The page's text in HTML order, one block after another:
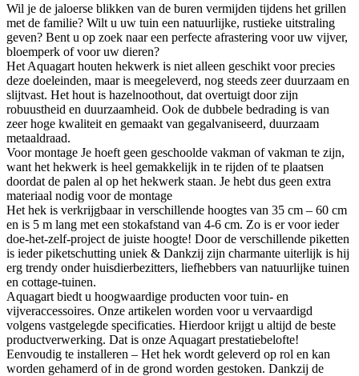
Wil je de jaloerse blikken van de buren vermijden tijdens het grillen
met de familie? Wilt u uw tuin een natuurlijke, rustieke uitstraling
geven? Bent u op zoek naar een perfecte afrastering voor uw vijver,
bloemperk of voor uw dieren?
Het Aquagart houten hekwerk is niet alleen geschikt voor precies
deze doeleinden, maar is meegeleverd, nog steeds zeer duurzaam en
slijtvast. Het hout is hazelnoothout, dat overtuigt door zijn
robuustheid en duurzaamheid. Ook de dubbele bedrading is van
zeer hoge kwaliteit en gemaakt van gegalvaniseerd, duurzaam
metaaldraad.
Voor montage Je hoeft geen geschoolde vakman of vakman te zijn,
want het hekwerk is heel gemakkelijk in te rijden of te plaatsen
doordat de palen al op het hekwerk staan. Je hebt dus geen extra
materiaal nodig voor de montage
Het hek is verkrijgbaar in verschillende hoogtes van 35 cm – 60 cm
en is 5 m lang met een stokafstand van 4-6 cm. Zo is er voor ieder
doe-het-zelf-project de juiste hoogte! Door de verschillende piketten
is ieder piketschutting uniek & Dankzij zijn charmante uiterlijk is hij
erg trendy onder huisdierbezitters, liefhebbers van natuurlijke tuinen
en cottage-tuinen.
Aquagart biedt u hoogwaardige producten voor tuin- en
vijveraccessoires. Onze artikelen worden voor u vervaardigd
volgens vastgelegde specificaties. Hierdoor krijgt u altijd de beste
productverwerking. Dat is onze Aquagart prestatiebelofte!
Eenvoudig te installeren – Het hek wordt geleverd op rol en kan
worden gehamerd of in de grond worden gestoken. Dankzij de